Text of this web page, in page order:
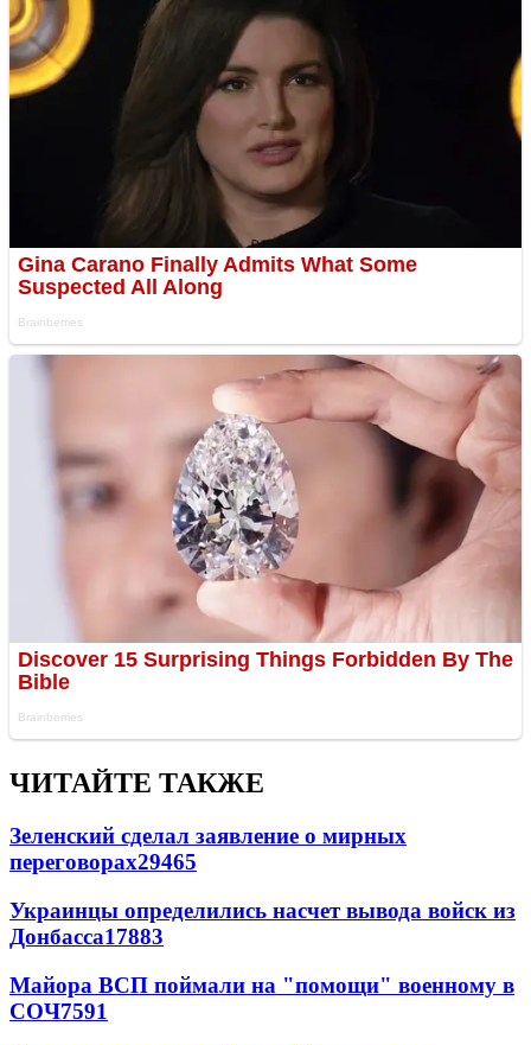
ЧИТАЙТЕ ТАКЖЕ
Зеленский сделал заявление о мирных
переговорах29465
Украинцы определились насчет вывода войск из
Донбасса17883
Майора ВСП поймали на "помощи" военному в
СОЧ7591